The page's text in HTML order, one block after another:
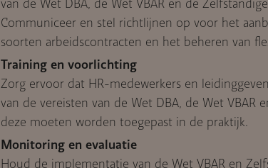
van de Wet DBA, de Wet VBAR en de
Communiceer en stel richtlijnen op voor het
soorten arbeidscontracten en het beheren van
Training en voorlichting
Zorg ervoor dat HR-medewerkers en
van de vereisten van de Wet DBA, de Wet VBAR
deze moeten worden toegepast in de praktijk.
Monitoring en evaluatie
Houd de implementatie van de Wet VBAR en